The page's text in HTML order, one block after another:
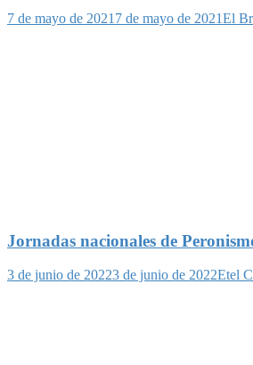
7 de mayo de 2021 7 de mayo de 2021El
Jornadas nacionales de
3 de junio de 20223 de junio de 2022Etel